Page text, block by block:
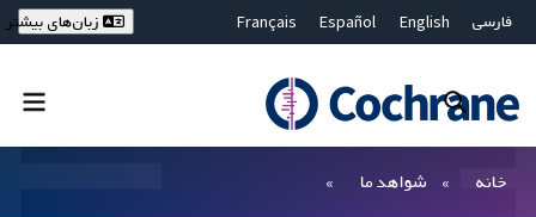
فارسی English
Español
Français
Bahasa Malaysia
ไทย
繁體中文
زبان‌های بیشتر
خانه شواهد ما